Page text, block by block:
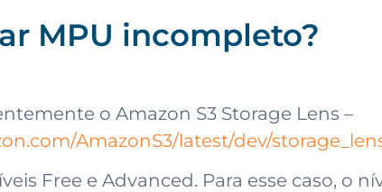
MPU incompleto?
o Amazon S3 Storage Lens –
AmazonS3/latest/dev/
Free e Advanced. Para esse caso, o